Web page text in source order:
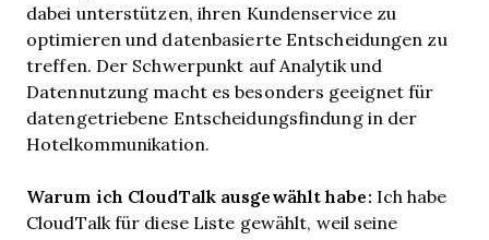
dabei unterstützen, ihren Kundenservice zu
optimieren und datenbasierte Entscheidungen zu
treffen. Der Schwerpunkt auf Analytik und
Datennutzung macht es besonders geeignet für
datengetriebene Entscheidungsfindung in der
Hotelkommunikation.
Warum ich CloudTalk ausgewählt habe: Ich habe
CloudTalk für diese Liste gewählt, weil seine